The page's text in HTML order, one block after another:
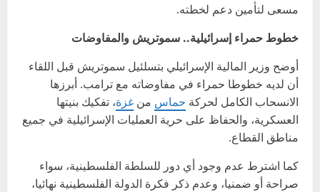
مسعى لتأمين دعم لخطته.
خطوط حمراء إسرائيلية.. سموتريش والمفاوضات
أوضح وزير المالية الإسرائيلي بتسلئيل سموتريش قبل اللقاء
أن لديه خطوطا حمراء في مفاوضاته مع ترامب. أبرزها
الانسحاب الكامل لحركة حماس من غزة، تفكيك بنيتها
العسكرية، والحفاظ على حرية العمليات الإسرائيلية في جميع
مناطق القطاع.
كما اشترط عدم وجود أي دور للسلطة الفلسطينية، سواء
صراحة أو ضمنيا، وعدم ذكر فكرة الدولة الفلسطينية نهائيا،